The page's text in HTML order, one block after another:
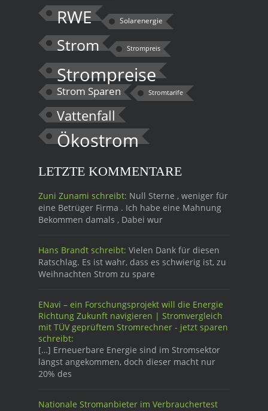
RWE Solarenergie
Strom Strompreis
Strompreise
Strom Sparen Stromtarife
Vattenfall
Ökostrom
LETZTE KOMMENTARE
Zuni Zunami schreibt: Null Sterne , weniger für
eine Betrüger Firma . Ich habe eine Mahnung
Bekommen damals , Dabei wur
Hans Brandt schreibt: Vielen Dank für diesen
Ratschlag. Es ist wahr, dass es schwierig ist, zu
Weihnachten Strom zu spare
ENavi – ein Forschungsprojekt will die Energie
Richtung Zukunft navigieren | Stromvergleich
mit TÜV geprüftem Stromrechner - jetzt sparen
schreibt:
[…] Erneuerbare Energie sind im Stromsektor
längst angekommen, doch dieser macht nur
20% des
Nationale Stromanbieter im Verbrauchertest